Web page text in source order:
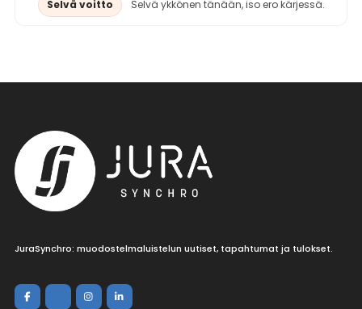
Selvä voitto Selvä ykkönen tänään, iso ero kärjessä.
JuraSynchro: muodostelmaluistelun uutiset, tapahtumat ja tulokset.